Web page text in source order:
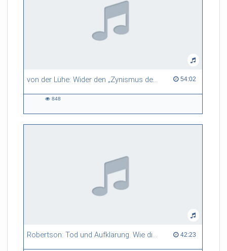
von der Lühe: Wider den „Zynismus des Untergangs“ – Thomas Manns Auseinandersetzung mit der Konservativen Revolution 54:02
54:02 duration
848
Robertson: Tod und Aufklärung. Wie die Aufklärer dem Tod entgegensahen 42:23
42:23 duration